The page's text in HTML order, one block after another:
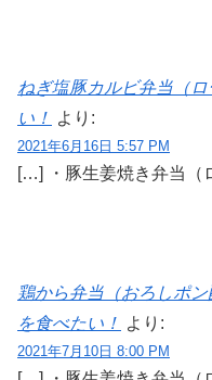
ねぎ塩豚カルビ弁当（
い！ より:
2021年6月16日 5:57 PM
[…] ・豚生姜焼き弁当（
鶏から弁当（おろしポ
を食べたい！ より:
2021年7月10日 8:00 PM